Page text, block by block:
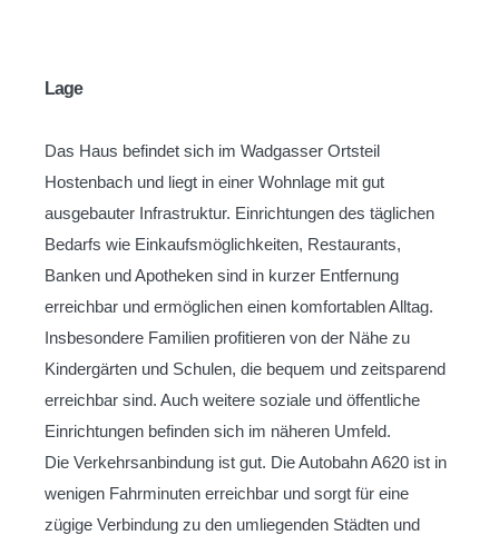
Lage
Das Haus befindet sich im Wadgasser Ortsteil
Hostenbach und liegt in einer Wohnlage mit gut
ausgebauter Infrastruktur. Einrichtungen des täglichen
Bedarfs wie Einkaufsmöglichkeiten, Restaurants,
Banken und Apotheken sind in kurzer Entfernung
erreichbar und ermöglichen einen komfortablen Alltag.
Insbesondere Familien profitieren von der Nähe zu
Kindergärten und Schulen, die bequem und zeitsparend
erreichbar sind. Auch weitere soziale und öffentliche
Einrichtungen befinden sich im näheren Umfeld.
Die Verkehrsanbindung ist gut. Die Autobahn A620 ist in
wenigen Fahrminuten erreichbar und sorgt für eine
zügige Verbindung zu den umliegenden Städten und